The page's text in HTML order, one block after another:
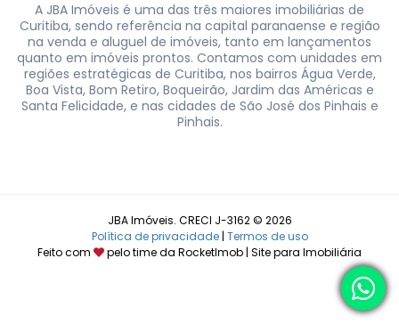
A JBA Imóveis é uma das três maiores imobiliárias de
Curitiba, sendo referência na capital paranaense e região
na venda e aluguel de imóveis, tanto em lançamentos
quanto em imóveis prontos. Contamos com unidades em
regiões estratégicas de Curitiba, nos bairros Água Verde,
Boa Vista, Bom Retiro, Boqueirão, Jardim das Américas e
Santa Felicidade, e nas cidades de São José dos Pinhais e
Pinhais.
JBA Imóveis. CRECI J-3162 © 2026
Política de privacidade| Termos de uso
Feito com
pelo time da RocketImob | Site para Imobiliária